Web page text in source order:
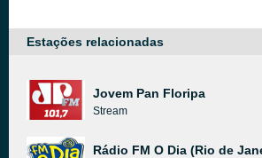
Estações relacionadas
Jovem Pan Floripa
Stream
Rádio FM O Dia (Rio de